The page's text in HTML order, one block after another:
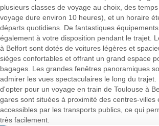
plusieurs classes de voyage au choix, des
voyage dure environ 10 heures), et un horaire
départs quotidiens. De fantastiques
également à votre disposition pendant le trajet.
à Belfort sont dotés de voitures légères et
sièges confortables et offrant un grand espace
bagages. Les grandes fenêtres panoramiques
admirer les vues spectaculaires le long du trajet.
d'opter pour un voyage en train de Toulouse à
gares sont situées à proximité des centres-villes
accessibles par les transports publics, ce qui
très facilement.